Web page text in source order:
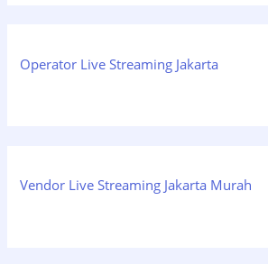
Operator Live Streaming Jakarta
Vendor Live Streaming Jakarta Murah